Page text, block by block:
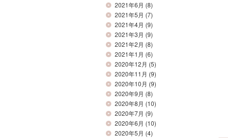
2021年6月 (8)
2021年5月 (7)
2021年4月 (9)
2021年3月 (9)
2021年2月 (8)
2021年1月 (6)
2020年12月 (5)
2020年11月 (9)
2020年10月 (9)
2020年9月 (8)
2020年8月 (10)
2020年7月 (9)
2020年6月 (10)
2020年5月 (4)